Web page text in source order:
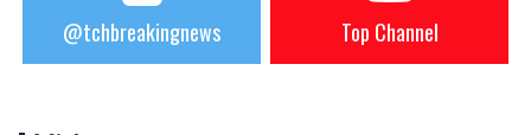
@tchbreakingnews Top Channel